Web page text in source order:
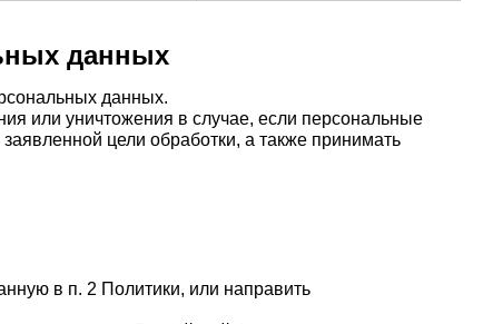
данных
данных.
или уничтожения в случае, если персональные
цели обработки, а также принимать
в п. 2 Политики, или направить